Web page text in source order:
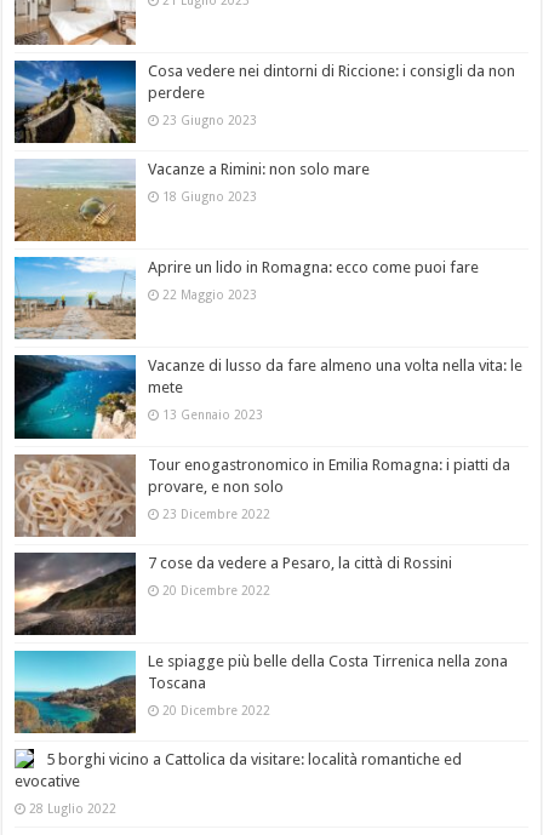
Cosa vedere nei dintorni di Riccione: i consigli da non
perdere
23 Giugno 2023
Vacanze a Rimini: non solo mare
18 Giugno 2023
Aprire un lido in Romagna: ecco come puoi fare
22 Maggio 2023
Vacanze di lusso da fare almeno una volta nella vita: le
mete
13 Gennaio 2023
Tour enogastronomico in Emilia Romagna: i piatti da
provare, e non solo
23 Dicembre 2022
7 cose da vedere a Pesaro, la città di Rossini
20 Dicembre 2022
Le spiagge più belle della Costa Tirrenica nella zona
Toscana
20 Dicembre 2022
5 borghi vicino a Cattolica da visitare: località romantiche ed
evocative
28 Luglio 2022